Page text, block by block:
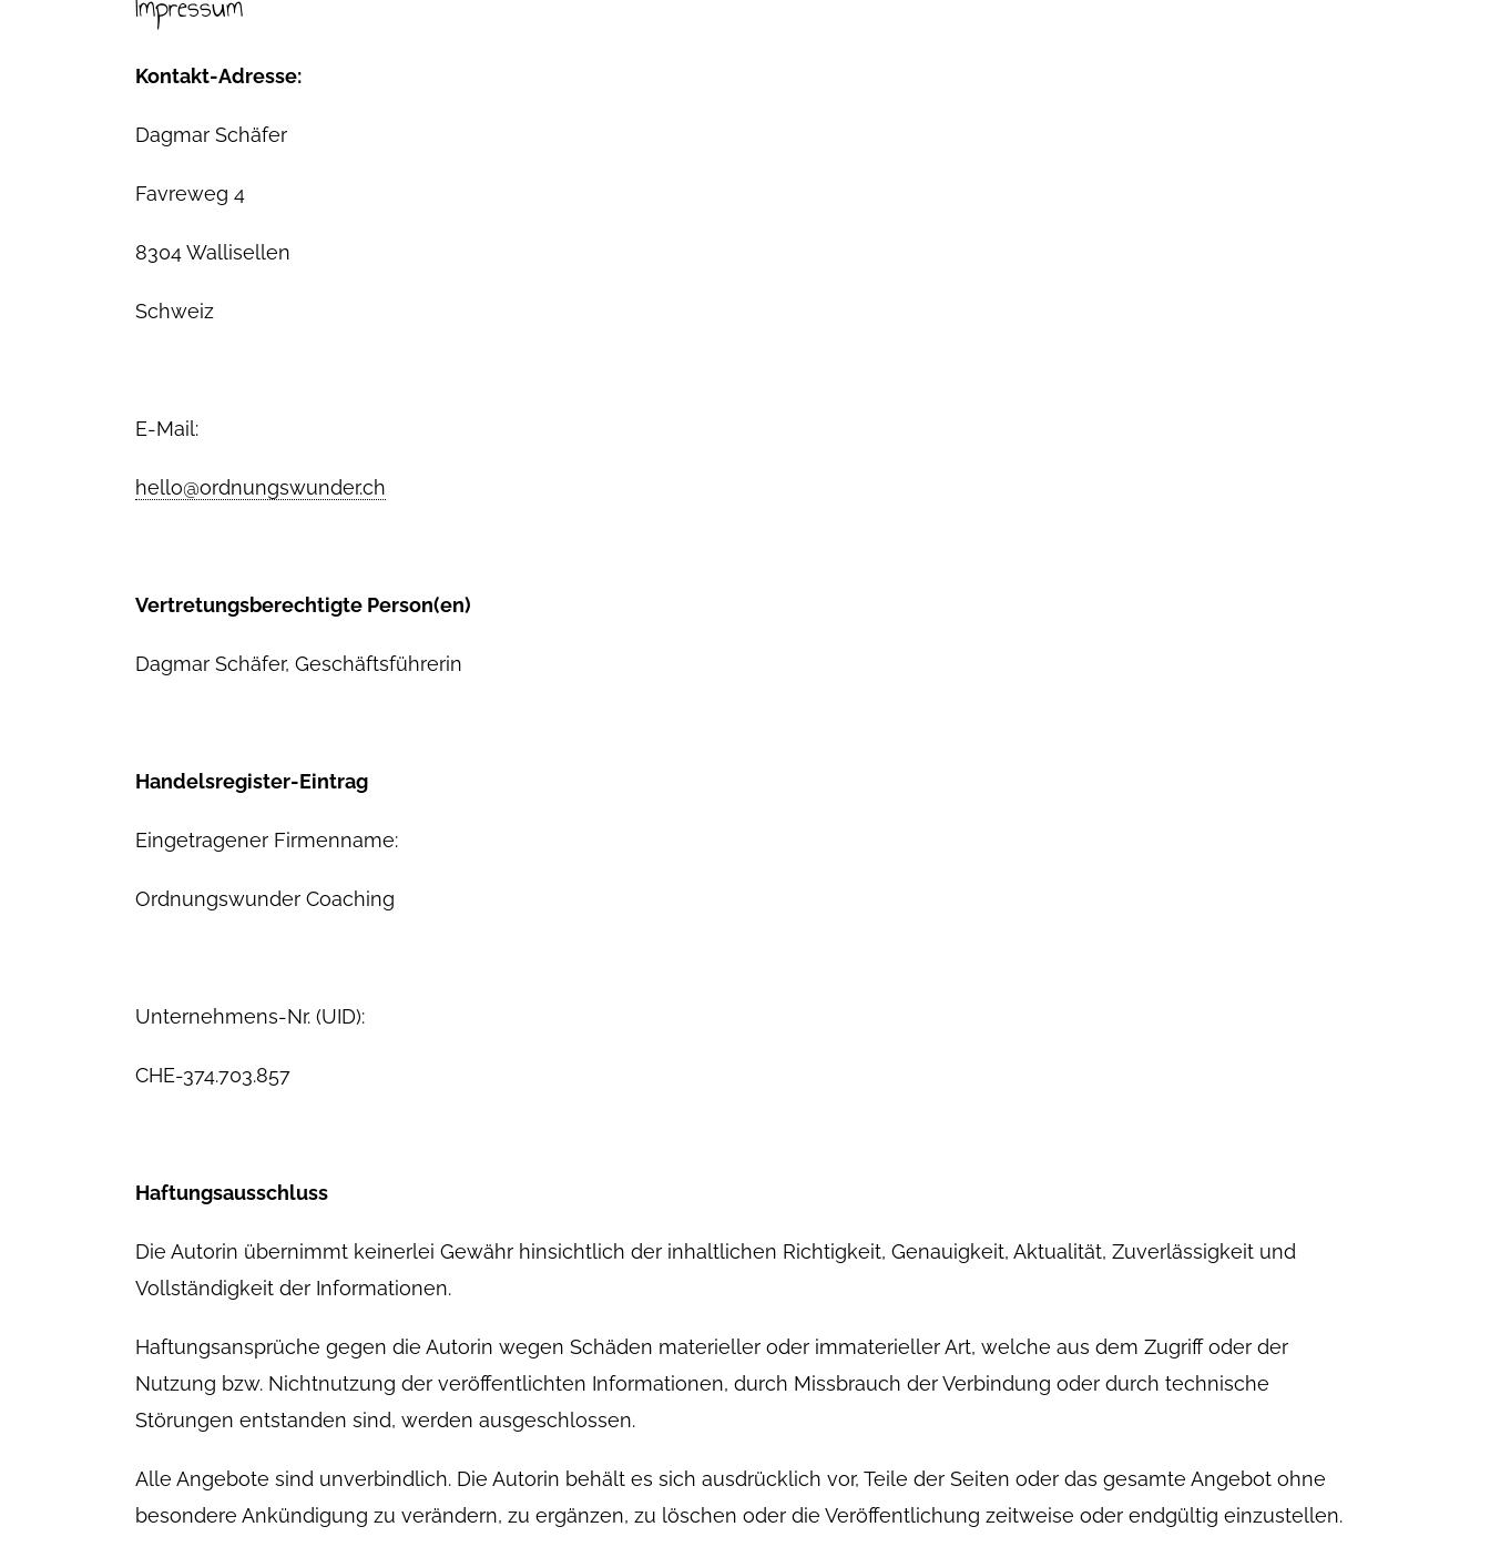
Kontakt-Adresse:
Dagmar Schäfer
Favreweg 4
8304 Wallisellen
Schweiz
E-Mail:
hello@ordnungswunder.ch
Vertretungsberechtigte Person(en)
Dagmar Schäfer, Geschäftsführerin
Handelsregister-Eintrag
Eingetragener Firmenname:
Ordnungswunder Coaching
Unternehmens-Nr. (UID):
CHE-374.703.857
Haftungsausschluss
Die Autorin übernimmt keinerlei Gewähr hinsichtlich der inhaltlichen Richtigkeit, Genauigkeit, Aktualität, Zuverlässigkeit und
Vollständigkeit der Informationen.
Haftungsansprüche gegen die Autorin wegen Schäden materieller oder immaterieller Art, welche aus dem Zugriff oder der
Nutzung bzw. Nichtnutzung der veröffentlichten Informationen, durch Missbrauch der Verbindung oder durch technische
Störungen entstanden sind, werden ausgeschlossen.
Alle Angebote sind unverbindlich. Die Autorin behält es sich ausdrücklich vor, Teile der Seiten oder das gesamte Angebot ohne
besondere Ankündigung zu verändern, zu ergänzen, zu löschen oder die Veröffentlichung zeitweise oder endgültig einzustellen.